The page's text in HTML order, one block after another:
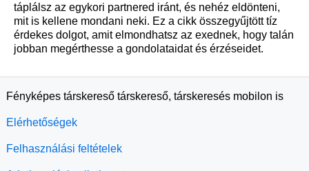
táplálsz az egykori partnered iránt, és nehéz eldönteni,
mit is kellene mondani neki. Ez a cikk összegyűjtött tíz
érdekes dolgot, amit elmondhatsz az exednek, hogy talán
jobban megérthesse a gondolataidat és érzéseidet.
Fényképes társkereső társkereső, társkeresés mobilon is
Elérhetőségek
Felhasználási feltételek